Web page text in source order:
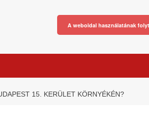
15. KERÜLET KÖRNYÉKÉN?
A weboldal használatának